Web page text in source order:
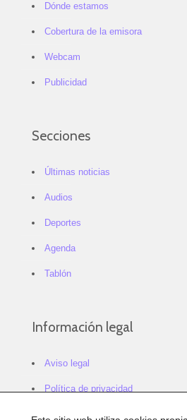
Dónde estamos
Cobertura de la emisora
Webcam
Publicidad
Secciones
Últimas noticias
Audios
Deportes
Agenda
Tablón
Información legal
Aviso legal
Política de privacidad
Política de cookies